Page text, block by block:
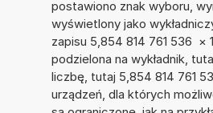
postawiono znak wyboru,
wyświetlony jako
zapisu 5,854 814 761 536 ×
podzielona na wykładnik,
liczbę, tutaj 5,854 814 761
urządzeń, dla których